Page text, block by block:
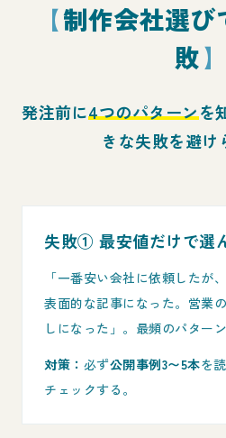
制作会社選び
敗
発注前に4つのパターンを
きな失敗を避け
失敗① 最安値だけで選
「一番安い会社に依頼したが
表面的な記事になった。営業
しになった」。最頻のパターン
対策： 必ず公開事例3〜5本を
チェックする。